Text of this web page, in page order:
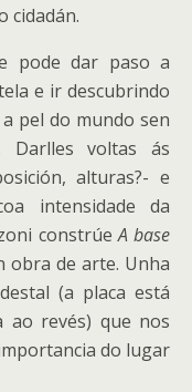
cidadán.
pode dar paso a
e ir descubrindo
pel do mundo sen
Darlles voltas ás
alturas?- e
intensidade da
constrúeA base
obra de arte. Unha
(a placa está
ao revés) que nos
do lugar